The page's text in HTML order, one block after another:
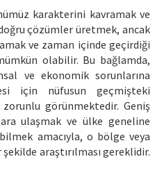
karakterini kavramak ve
çözümler üretmek, ancak
ve zaman içinde geçirdiği
olabilir. Bu bağlamda,
ve ekonomik sorunlarına
için nüfusun geçmişteki
görünmektedir. Geniş
ulaşmak ve ülke geneline
amacıyla, o bölge veya
araştırılması gereklidir.